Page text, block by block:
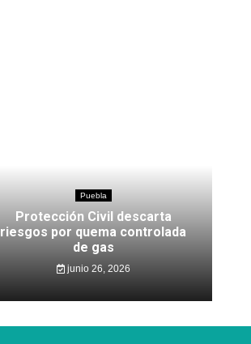
Puebla
Protección Civil descarta
riesgos por quema controlada
de gas
junio 26, 2026